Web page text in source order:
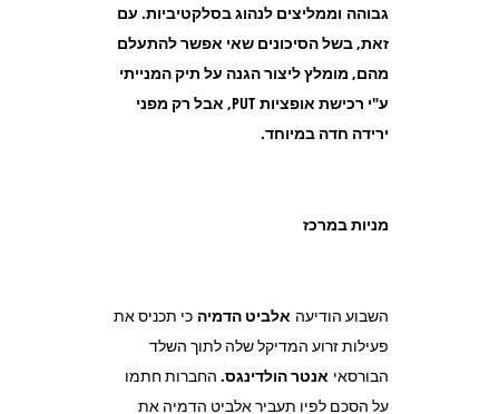
גבוהה וממליצים לנהוג בסלקטיביות. עם
זאת, בשל הסיכונים שאי אפשר להתעלם
מהם, מומלץ ליצור הגנה על תיק המנייתי
ע"י רכישת אופציות PUT, אבל רק מפני
ירידה חדה במיוחד.
מניות במרכז
השבוע הודיעה אלביט הדמיה כי תכניס את
פעילות זרוע המדיקל שלה לתוך השלד
הבורסאי אנטר הולדינגס. החברות חתמו
על הסכם לפיו תעביר אלביט הדמיה את